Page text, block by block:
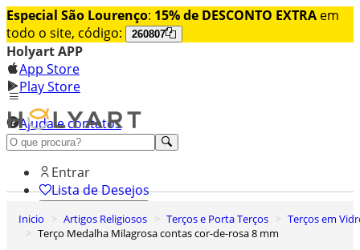
Especial São Lourenço: 15% de DESCONTO EXTRA em
todo o site, código:
260807
Holyart APP
App Store
Play Store
Ajuda e contatos
Conheça premium
Entrar
Lista de Desejos
0
Carrinho de Compras
Inicio Artigos Religiosos Terços e Porta Terços
Terços em
Terço Medalha Milagrosa contas cor-de-rosa 8 mm